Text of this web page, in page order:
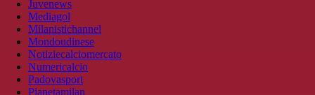
Juvenews
Mediagol
Milanistichannel
Mondoudinese
Notiziecalciomercato
Numericalcio
Padovasport
Pianetamilan